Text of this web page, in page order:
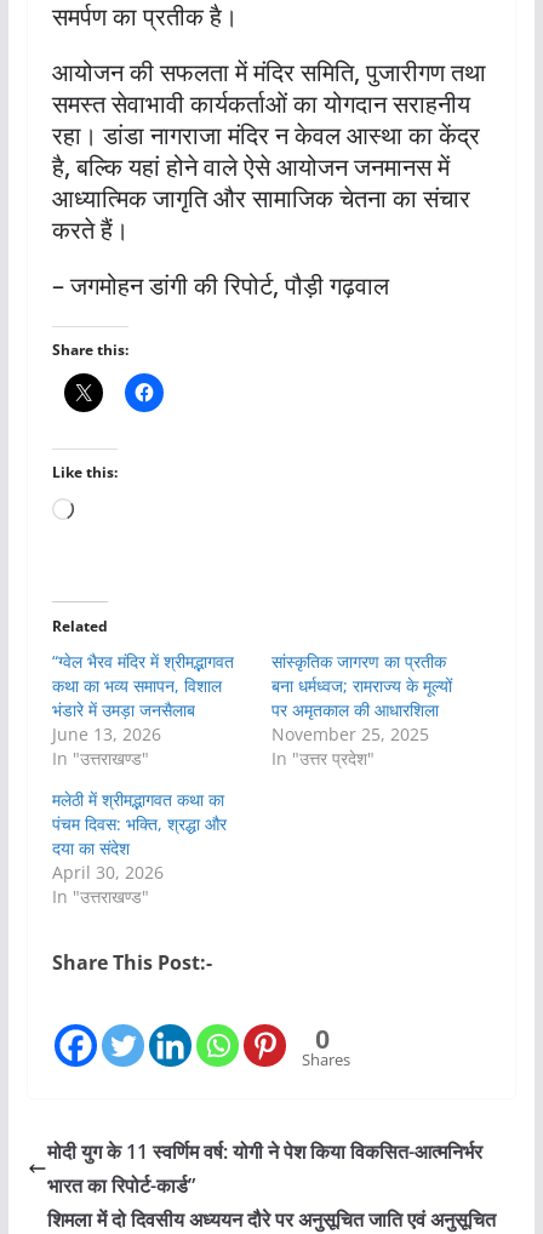
समर्पण का प्रतीक है।
आयोजन की सफलता में मंदिर समिति, पुजारीगण तथा
समस्त सेवाभावी कार्यकर्ताओं का योगदान सराहनीय
रहा। डांडा नागराजा मंदिर न केवल आस्था का केंद्र
है, बल्कि यहां होने वाले ऐसे आयोजन जनमानस में
आध्यात्मिक जागृति और सामाजिक चेतना का संचार
करते हैं।
– जगमोहन डांगी की रिपोर्ट, पौड़ी गढ़वाल
Share this:
Like this:
Loading…
Related
“ग्वेल भैरव मंदिर में श्रीमद्भागवत
कथा का भव्य समापन, विशाल
भंडारे में उमड़ा जनसैलाब
June 13, 2026
In "उत्तराखण्ड"
सांस्कृतिक जागरण का प्रतीक
बना धर्मध्वज; रामराज्य के मूल्यों
पर अमृतकाल की आधारशिला
November 25, 2025
In "उत्तर प्रदेश"
मलेठी में श्रीमद्भागवत कथा का
पंचम दिवस: भक्ति, श्रद्धा और
दया का संदेश
April 30, 2026
In "उत्तराखण्ड"
Share This Post:-
0
Shares
मोदी युग के 11 स्वर्णिम वर्ष: योगी ने पेश किया विकसित-आत्मनिर्भर
भारत का रिपोर्ट-कार्ड”
शिमला में दो दिवसीय अध्ययन दौरे पर अनुसूचित जाति एवं अनुसूचित